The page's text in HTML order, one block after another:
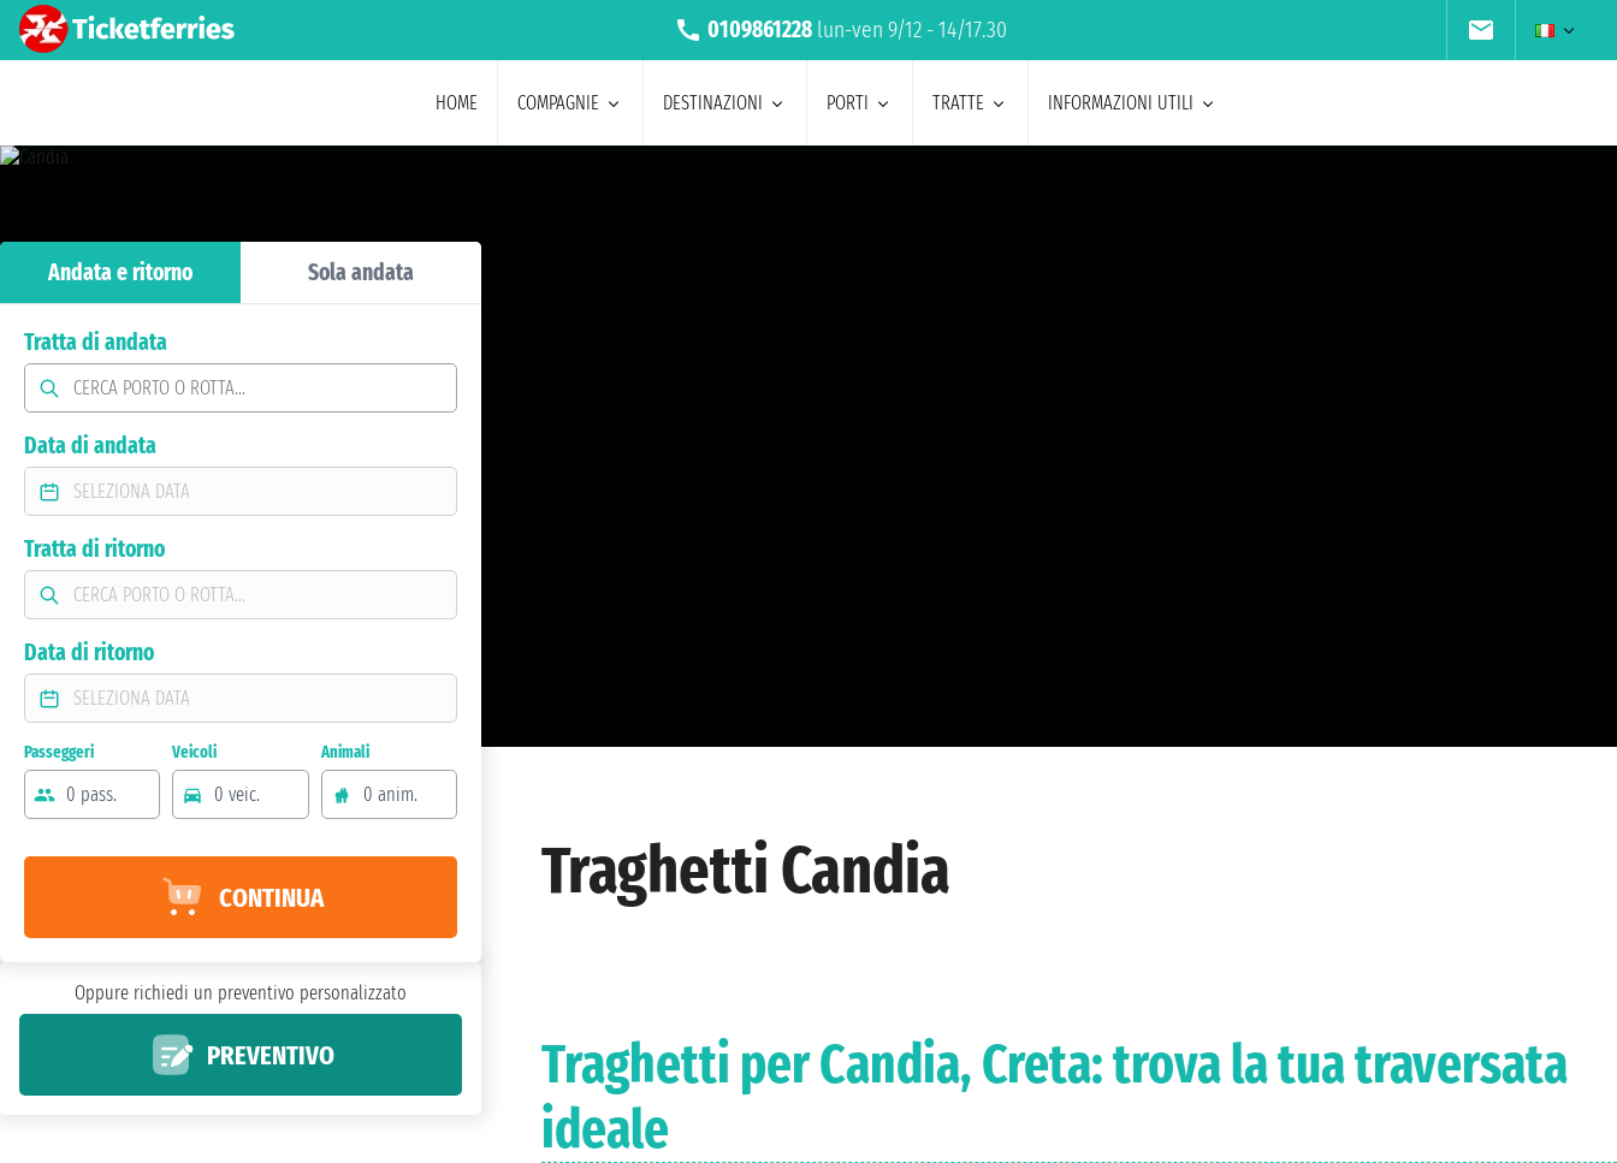
0109861228 lun-ven 9/12 - 14/17.30
HOME COMPAGNIE DESTINAZIONI PORTI TRATTE INFORMAZIONI UTILI
Traghetti Candia
Traghetti per Candia, Creta: trova la tua traversata
ideale
Andata e ritorno Sola andata
Tratta di andata
Data di andata
Tratta di ritorno
Data di ritorno
Passeggeri
0 pass.
Veicoli
0 veic.
Animali
0 anim.
CONTINUA
Oppure richiedi un preventivo personalizzato
PREVENTIVO